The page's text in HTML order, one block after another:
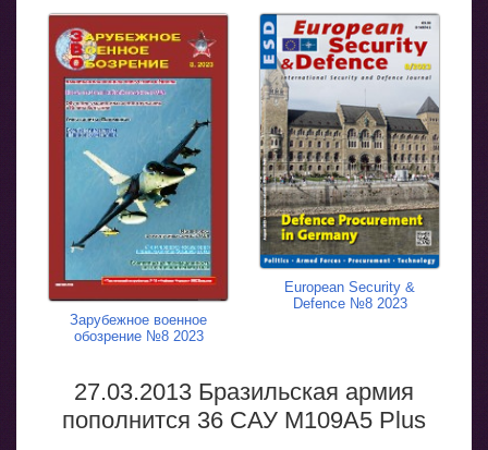
Зарубежное военное
обозрение №8 2023
European Security &
Defence №8 2023
27.03.2013 Бразильская армия
пополнится 36 САУ М109А5 Plus